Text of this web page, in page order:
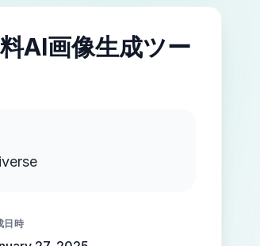
AI画像生成ツー
日時